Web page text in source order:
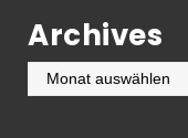
Archives
Archives